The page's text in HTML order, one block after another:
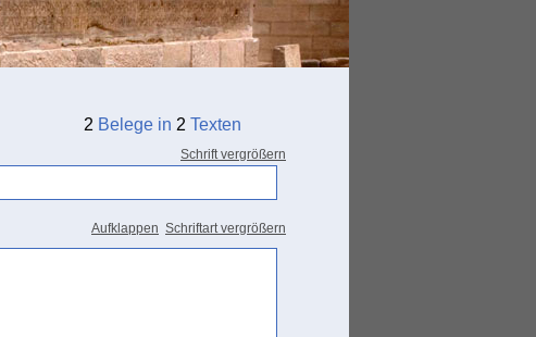
2 Belege in 2 Texten
Schrift vergrößern
Aufklappen Schriftart vergrößern